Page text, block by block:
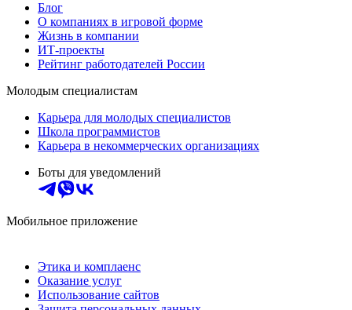
Блог
О компаниях в игровой форме
Жизнь в компании
ИТ-проекты
Рейтинг работодателей России
Молодым специалистам
Карьера для молодых специалистов
Школа программистов
Карьера в некоммерческих организациях
Боты для уведомлений
Мобильное приложение
Этика и комплаенс
Оказание услуг
Использование сайтов